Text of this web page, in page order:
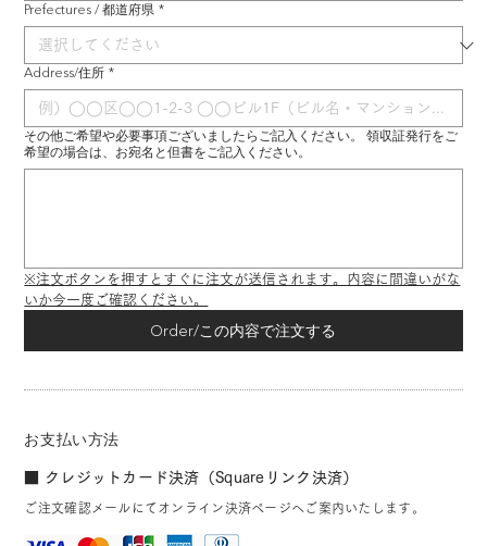
Prefectures / 都道府県 *
Address/住所 *
その他ご希望や必要事項ございましたらご記入ください。 領収証発行をご
希望の場合は、お宛名と但書をご記入ください。
※注文ボタンを押すとすぐに注文が送信されます。内容に間違いがな
いか今一度ご確認ください。
Order/この内容で注文する
お支払い方法
■ クレジットカード決済（Squareリンク決済）
ご注文確認メールにてオンライン決済ページへご案内いたします。